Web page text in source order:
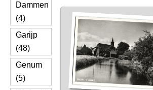
Dammen
(4)
Garijp
(48)
Genum
(5)